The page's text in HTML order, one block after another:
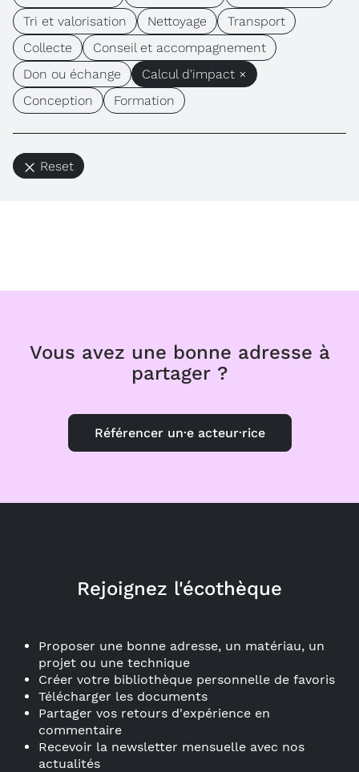
Tri et valorisation
Nettoyage
Transport
Collecte
Conseil et accompagnement
Don ou échange
Calcul d'impact ×
Conception
Formation
Reset
Vous avez une bonne adresse à
partager ?
Référencer un·e acteur·rice
Rejoignez l'écothèque
Proposer une bonne adresse, un matériau, un
projet ou une technique
Créer votre bibliothèque personnelle de favoris
Télécharger les documents
Partager vos retours d'expérience en
commentaire
Recevoir la newsletter mensuelle avec nos
actualités